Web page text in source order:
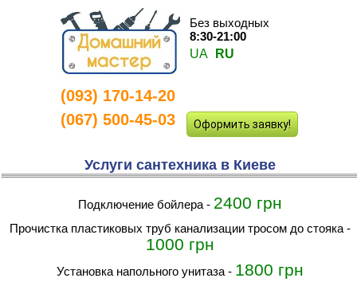
Без выходных
8:30-21:00
UA
RU
(093) 170-14-20
(067) 500-45-03
Оформить заявку!
Услуги сантехника в Киеве
Подключение бойлера - 2400 грн
прочистка пластиковых труб канализации тросом до стояка -
1000 грн
Установка напольного унитаза - 1800 грн